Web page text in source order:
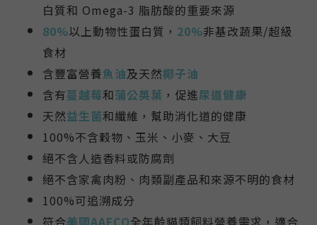
白質和 Omega-3 脂肪酸的重要來源
80%以上動物性蛋白質， 20%非基改蔬果/超級
食材
含豐富營養魚油及天然椰子油
含有蔓越莓和蒲公英葉 ，促進尿道健康
天然益生菌和纖維， 幫助消化道的健康
100%不含穀物、玉米、小麥、大豆
絕不含人造香料或防腐劑
絕不含家禽肉粉、肉類副產品和來源不明的食材
100%可追溯成分
符合美國AAFCO全年齡貓類飼料營養需求，適合